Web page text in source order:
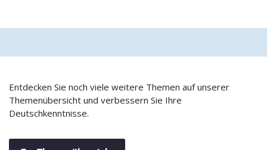
Entdecken Sie noch viele weitere Themen auf unserer
Themenübersicht und verbessern Sie Ihre
Deutschkenntnisse.